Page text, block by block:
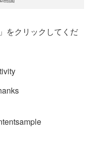
をクリックしてくだ